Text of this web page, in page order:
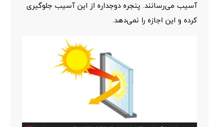
آسیب می‌رسانند. پنجره دوجداره از این آسیب جلوگیری
کرده و این اجازه را نمی‌دهد.